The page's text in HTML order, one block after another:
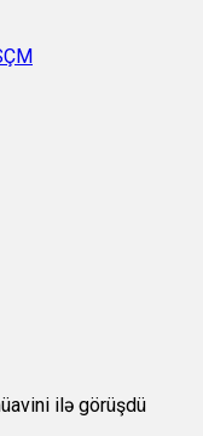
ilə görüşdü